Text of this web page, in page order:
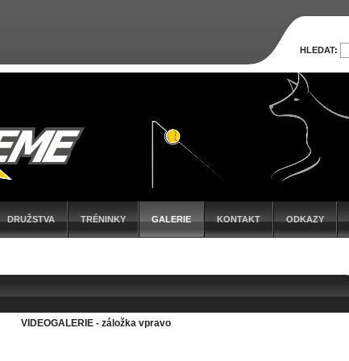
DRUŽSTVA TRÉNINKY GALERIE KONTAKT ODKAZY
VIDEOGALERIE - záložka vpravo
HLEDAT: